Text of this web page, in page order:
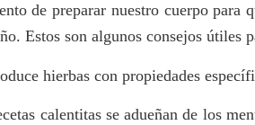
de preparar nuestro cuerpo para
Estos son algunos consejos útiles
hierbas con propiedades
calentitas se adueñan de los